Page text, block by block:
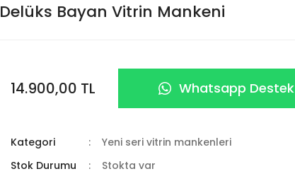
Delüks Bayan Vitrin Mankeni
14.900,00 TL Whatsapp Destek
Kategori
Yeni seri vitrin mankenleri
Stok Durumu
Stokta var